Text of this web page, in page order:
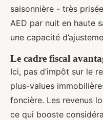
saisonnière - très
AED par nuit en haute
une capacité
Le cadre fiscal
Ici, pas d’impôt sur le
plus-values
foncière. Les revenus
ce qui booste